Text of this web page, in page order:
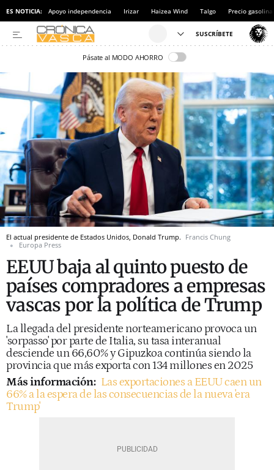
ES NOTICIA: Apoyo independencia Irizar Haizea Wind Talgo Precio gasolina
Pásate al MODO AHORRO
El actual presidente de Estados Unidos, Donald Trump. Francis Chung
Europa Press
EEUU baja al quinto puesto de
países compradores a empresas
vascas por la política de Trump
La llegada del presidente norteamericano provoca un
'sorpasso' por parte de Italia, su tasa interanual
desciende un 66,60% y Gipuzkoa continúa siendo la
provincia que más exporta con 134 millones en 2025
Más información: Las exportaciones a EEUU caen un
66% a la espera de las consecuencias de la nueva 'era
Trump'